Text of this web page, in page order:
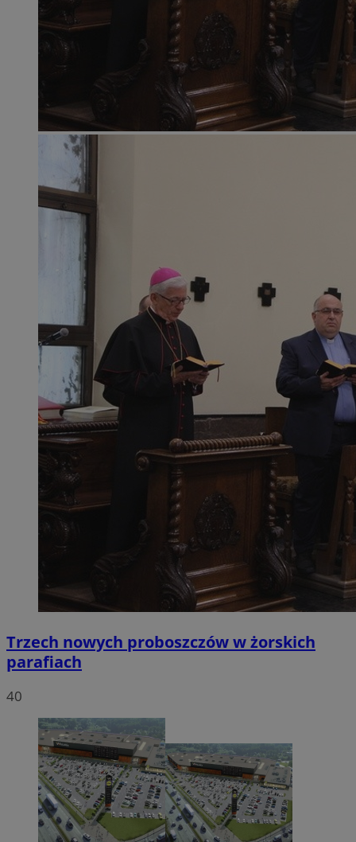
Trzech nowych proboszczów w żorskich
parafiach
40